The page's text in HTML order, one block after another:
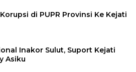
di PUPR Provinsi Ke Kejati
Inakor Sulut, Suport Kejati
Asiku